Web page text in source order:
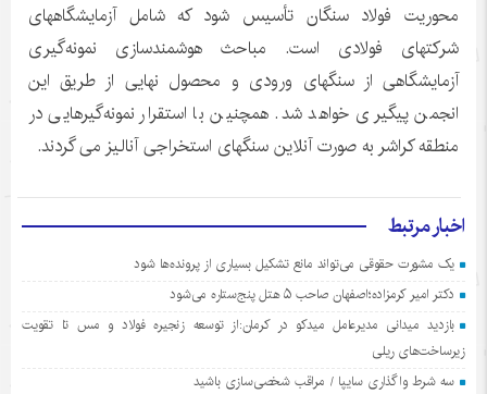
محوریت فولاد سنگان تأسیس شود که شامل آزمایشگاههای
شرکتهای فولادی است. مباحث هوشمندسازی نمونه‌گیری
آزمایشگاهی از سنگهای ورودی و محصول نهایی از طریق این
انجمن پیگیری خواهد شد. همچنین با استقرار نمونه‌گیرهایی در
منطقه کراشر به صورت آنلاین سنگهای استخراجی آنالیز می گردند.
اخبار مرتبط
یک مشورت حقوقی می‌تواند مانع تشکیل بسیاری از پرونده‌ها شود
دکتر امیر کرمزاده؛اصفهان صاحب ۵ هتل پنج‌ستاره می‌شود
بازدید میدانی مدیرعامل میدکو در کرمان:از توسعه زنجیره فولاد و مس تا تقویت
زیرساخت‌های ریلی
سه شرط واگذاری سایپا / مراقب شخصی‌سازی باشید